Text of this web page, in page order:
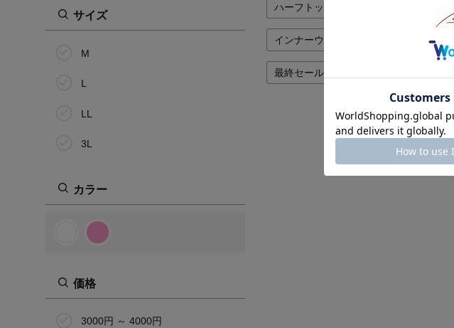
サイズ
M
L
LL
3L
カラー
価格
3000円 ～ 4000円
ハーフトップ/スポーツブラ
インナーウェア/肌着 ランジェ
最終セール 女性下着/インナー/パジャマ